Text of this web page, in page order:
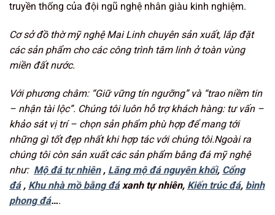
truyền thống của đội ngũ nghệ nhân giàu kinh nghiệm.
Cơ sở đồ thờ mỹ nghệ Mai Linh chuyên sản xuất, lắp đặt
các sản phẩm cho các công trình tâm linh ở toàn vùng
miền đất nước.
Với phương châm: “Giữ vững tín ngưỡng” và “trao niềm tin
– nhận tài lộc”. Chúng tôi luôn hỗ trợ khách hàng: tư vấn –
khảo sát vị trí – chọn sản phẩm phù hợp để mang tới
những gì tốt đẹp nhất khi hợp tác với chúng tôi.Ngoài ra
chúng tôi còn sản xuất các sản phẩm bằng đá mỹ nghệ
như: Mộ đá tự nhiên, Lăng mộ đá nguyên khối, Cổng
đá, Khu nhà mồ bằng đáxanh tự nhiên, Kiến trúc đá, bình
phong đá….